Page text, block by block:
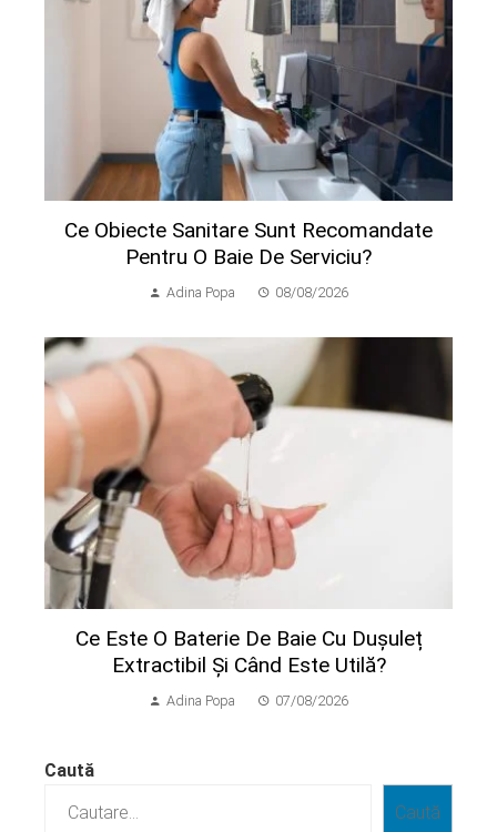
Ce Obiecte Sanitare Sunt Recomandate
Pentru O Baie De Serviciu?
Adina Popa 08/08/2026
Ce Este O Baterie De Baie Cu Dușuleț
Extractibil Și Când Este Utilă?
Adina Popa 07/08/2026
Caută
Caută